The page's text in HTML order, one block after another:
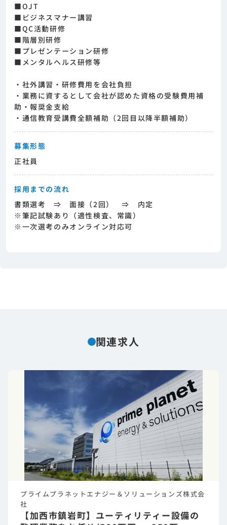
■OJT
■ビジネスマナー講習
■QC活動研修
■階層別研修
■プレゼンテーション研修
■メンタルヘルス研修等
・社外講習・研修費用を会社負担
・業務に資するとして会社が認めた資格の受験費用補
助・報奨金支給
・通信教育受講費全額補助（2回目以降半額補助）
募集形態
正社員
採用までの流れ
書類選考 ⇒ 面接（2回） ⇒ 内定
※筆記試験あり（適性検査、常識）
※一次選考のみオンライン対応可
関連求人
プライムプラネットエナジー＆ソリューションズ株式会
社
【加西市鎮岩町】ユーティリティー設備の